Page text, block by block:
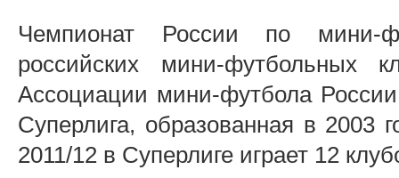
Чемпионат России по мини-
российских мини-футбольных
Ассоциации мини-футбола
Суперлига, образованная в 2003
2011/12 в Суперлиге играет 12